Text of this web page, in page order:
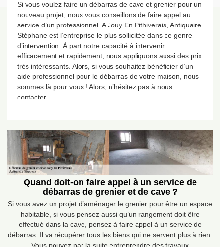
Si vous voulez faire un débarras de cave et grenier pour un
nouveau projet, nous vous conseillons de faire appel au
service d’un professionnel. A Jouy En Pithiverais, Antiquaire
Stéphane est l’entreprise le plus sollicitée dans ce genre
d’intervention. À part notre capacité à intervenir
efficacement et rapidement, nous appliquons aussi des prix
très intéressants. Alors, si vous souhaitez bénéficier d’un
aide professionnel pour le débarras de votre maison, nous
sommes là pour vous ! Alors, n’hésitez pas à nous
contacter.
Quand doit-on faire appel à un service de
débarras de grenier et de cave ?
Si vous avez un projet d’aménager le grenier pour être un espace
habitable, si vous pensez aussi qu’un rangement doit être
effectué dans la cave, pensez à faire appel à un service de
débarras. Il va récupérer tous les biens qui ne servent plus à rien.
Vous pouvez par la suite entreprendre des travaux